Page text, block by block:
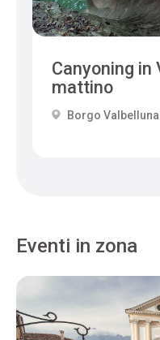
Canyoning in
mattino
Borgo Valbelluna
Eventi in zona